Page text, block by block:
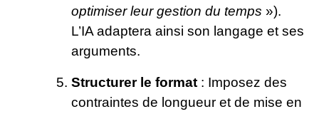
optimiser leur gestion du temps »).
L’IA adaptera ainsi son langage et ses
arguments.
Structurer le format : Imposez des
contraintes de longueur et de mise en